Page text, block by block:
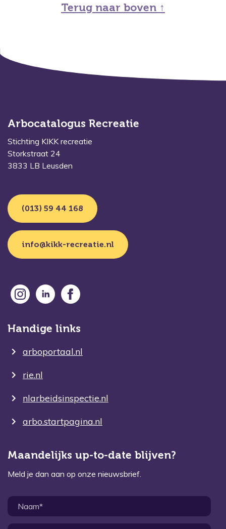
Terug naar boven ↑
Arbocatalogus Recreatie
Stichting KIKK recreatie
Storkstraat 24
3833 LB Leusden
(013) 59 44 168
info@kikk-recreatie.nl
Handige links
arboportaal.nl
rie.nl
nlarbeidsinspectie.nl
arbo.startpagina.nl
Maandelijks up-to-date blijven?
Meld je dan aan op onze nieuwsbrief.